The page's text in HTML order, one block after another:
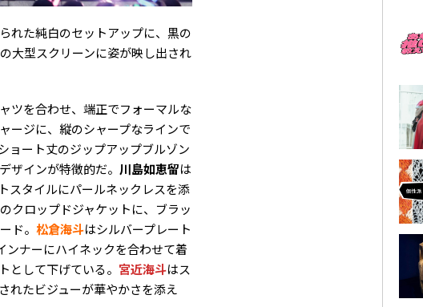
れた純白のセットアップに、黒の
大型スクリーンに姿が映し出され
ツを合わせ、端正でフォーマルな
ージに、縦のシャープなラインで
ョート丈のジップアップブルゾン
ザインが特徴的だ。 川島如恵留は
スタイルにパールネックレスを添
クロップドジャケットに、ブラッ
ド。 松倉海斗はシルバープレート
ンナーにハイネックを合わせて着
として下げている。 宮近海斗はス
れたビジューが華やかさを添え